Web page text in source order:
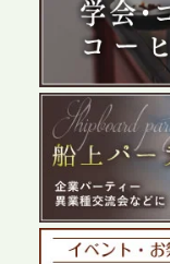
プレスリリー
テーブル、群
展開が進む前
なサービスで
2026.5.27
プレスリリー
テーブル、千
ントから主要